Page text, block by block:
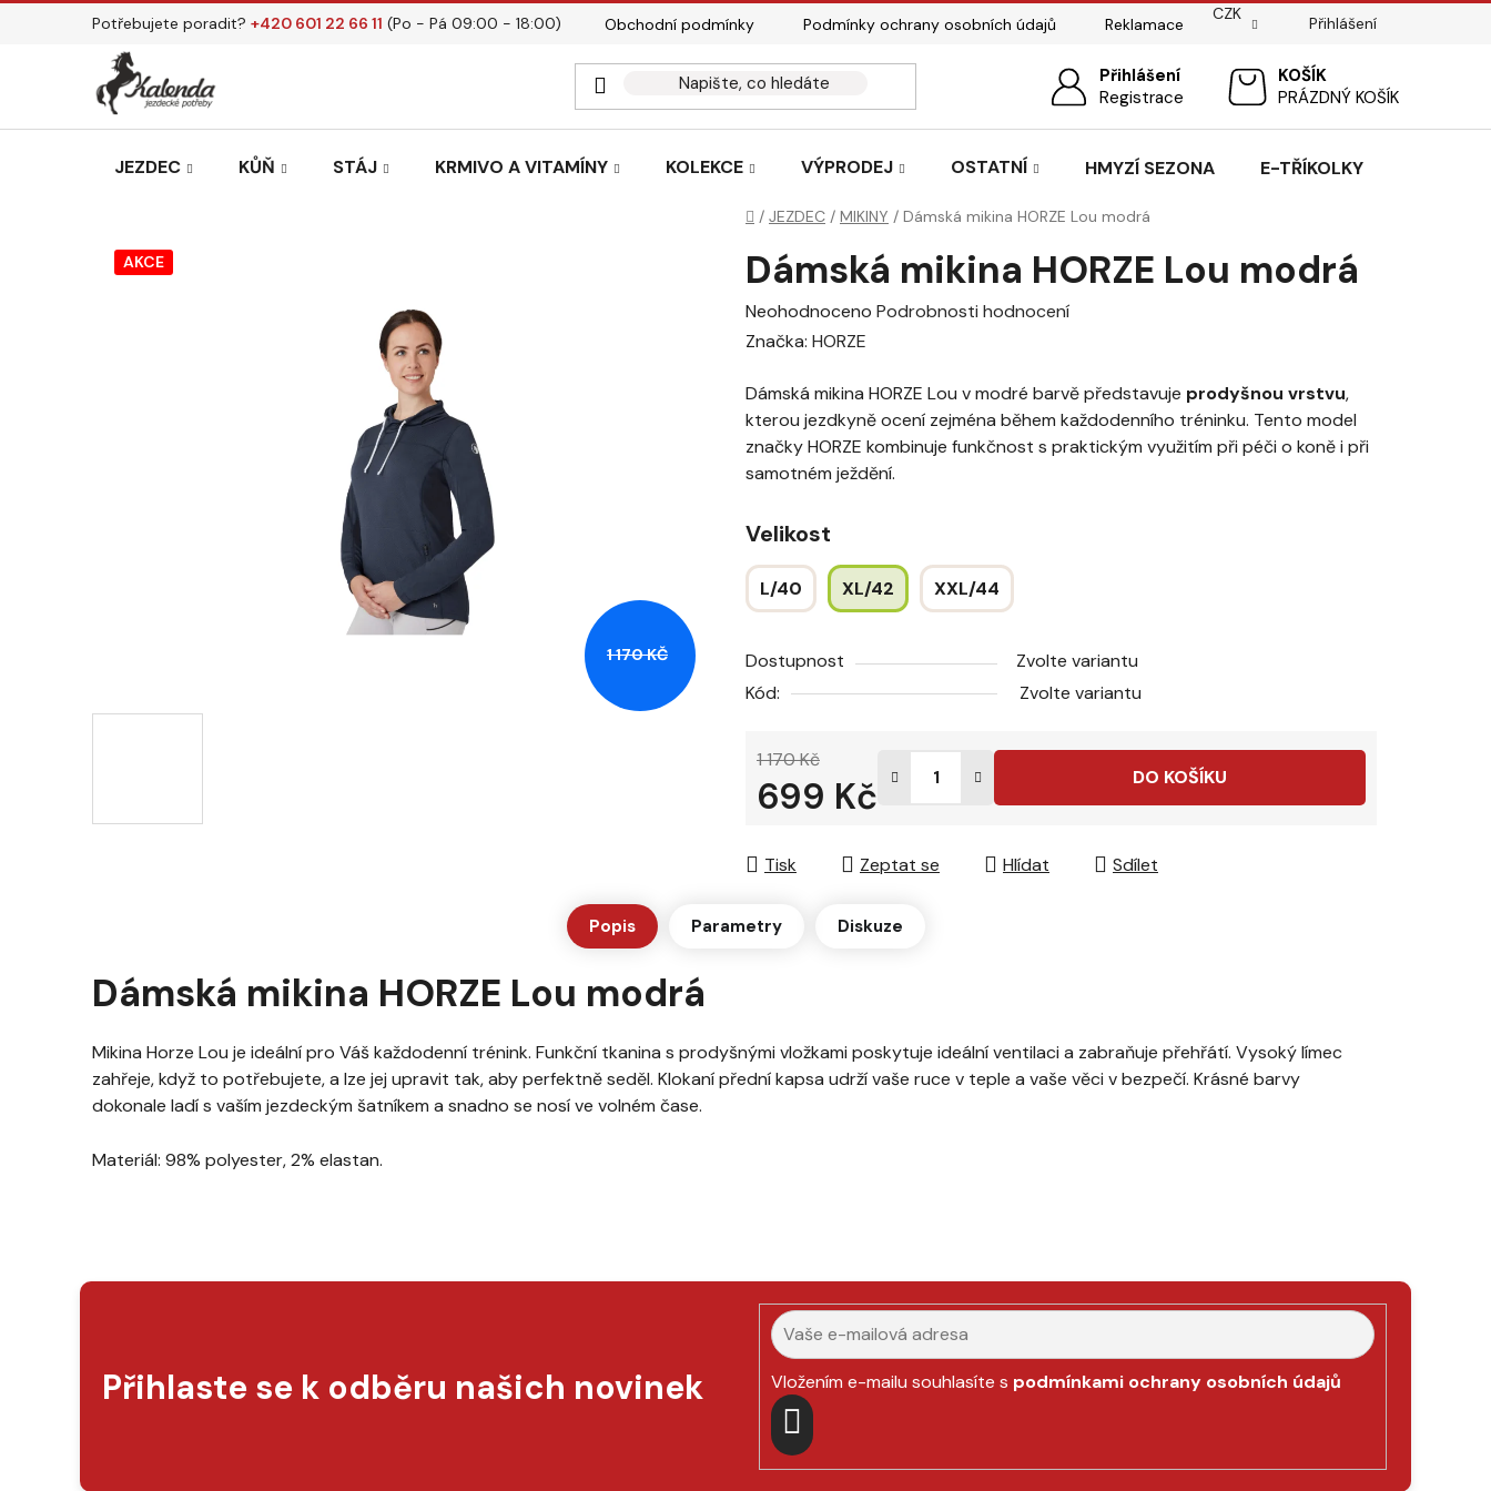
Přejít
Potřebujete poradit? +420 601 22 66 11 (Po - Pá 09:00 - 18:00) Obchodní podmínky Podmínky ochrany osobních údajů
Reklamace
Pasování sedel pro koně
CZK
Přihlášení
Přihlášení
Registrace
NÁKUPNÍPRÁZDNÝ KOŠÍK
JEZDEC KŮŇ STÁJ KRMIVO A VITAMÍNY KOLEKCE VÝPRODEJ OSTATNÍ HMYZÍ SEZONA E-TŘÍKOLKY
Domů
/ JEZDEC / MIKINY / Dámská mikina HORZE Lou modrá
Dámská mikina HORZE Lou modrá
Průměrné
hodnocení
je
0,0
z
Neohodnoceno Podrobnosti hodnocení
Značka: HORZE
Dámská mikina HORZE Lou v modré barvě představuje prodyšnou vrstvu,
kterou jezdkyně ocení zejména během každodenního tréninku. Tento model
značky HORZE kombinuje funkčnost s praktickým využitím při péči o koně i při
samotném ježdění.
Velikost
L/40 XL/42 XXL/44
Dostupnost
Zvolte variantu
Kód:
Zvolte variantu
1 170 Kč
699 Kč DO KOŠÍKU
Tisk Zeptat se Hlídat Sdílet
AKCE
1 170 KČ
Popis Parametry Diskuze
Dámská mikina HORZE Lou modrá
Mikina Horze Lou je ideální pro Váš každodenní trénink. Funkční tkanina s prodyšnými vložkami poskytuje ideální ventilaci a zabraňuje přehřátí. Vysoký límec
zahřeje, když to potřebujete, a lze jej upravit tak, aby perfektně seděl. Klokaní přední kapsa udrží vaše ruce v teple a vaše věci v bezpečí. Krásné barvy
dokonale ladí s vaším jezdeckým šatníkem a snadno se nosí ve volném čase.
Materiál: 98% polyester, 2% elastan.
Přihlaste se k odběru našich novinek Vložením e-mailu souhlasíte s podmínkami ochrany osobních údajů
PŘIHLÁSIT